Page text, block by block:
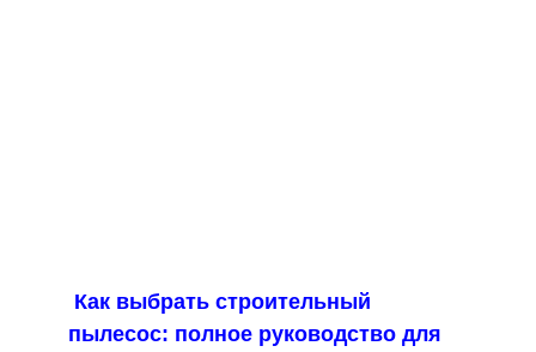
Как выбрать строительный
пылесос: полное руководство для